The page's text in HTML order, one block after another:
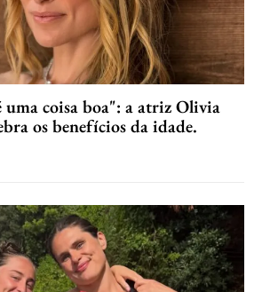
uma coisa boa": a atriz Olivia
os benefícios da idade.